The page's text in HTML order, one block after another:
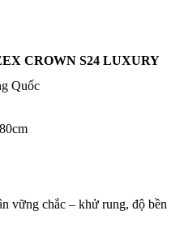
CROWN S24 LUXURY
Quốc
vững chắc – khử rung, độ bền